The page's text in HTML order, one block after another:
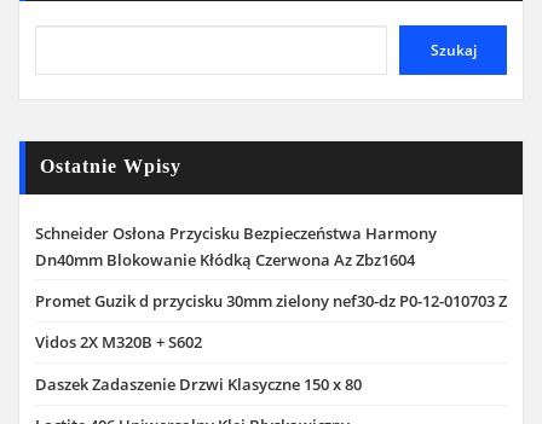
Szukaj
Ostatnie Wpisy
Schneider Osłona Przycisku Bezpieczeństwa Harmony
Dn40mm Blokowanie Kłódką Czerwona Az Zbz1604
Promet Guzik d przycisku 30mm zielony nef30-dz P0-12-010703 Z
Vidos 2X M320B + S602
Daszek Zadaszenie Drzwi Klasyczne 150 x 80